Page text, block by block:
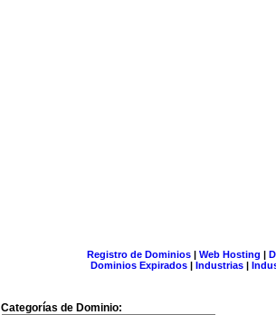
Registro de Dominios| Web Hosting |
Dominios Expirados | Industrias |
Categorías de Dominio: